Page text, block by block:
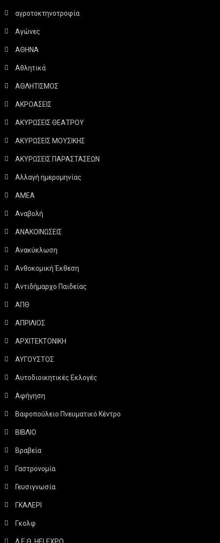
αγροτοκτηνοτροφία
Αγώνες
ΑΘΗΝΑ
Αθλητικά
ΑΘΛΗΤΙΣΜΟΣ
ΑΚΡΟΑΣΕΙΣ
ΑΚΥΡΩΣΕΙΣ ΘΕΑΤΡΟΥ
ΑΚΥΡΩΣΕΙΣ ΜΟΥΣΙΚΗΣ
ΑΚΥΡΩΣΕΙΣ ΠΑΡΑΣΤΑΣΕΩΝ
Αλλαγή ημερομηνίας
ΑΜΕΑ
Αναβολή
ΑΝΑΚΟΙΝΩΣΕΙΣ
Ανακύκλωση
Ανθοκομική Έκθεση
Αντιδήμαρχο Παιδείας
ΑΠΘ
ΑΠΡΙΛΙΟΣ
ΑΡΧΙΤΕΚΤΟΝΙΚΗ
ΑΥΓΟΥΣΤΟΣ
Αυτοδιοικητικές Εκλογές
Αφήγηση
Βαφοπούλειο Πνευματικό Κέντρο
ΒΙΒΛΙΟ
Βραβεία
Γαστρονομία
Γευσιγνωσία
ΓΚΑΛΕΡΙ
Γκολφ